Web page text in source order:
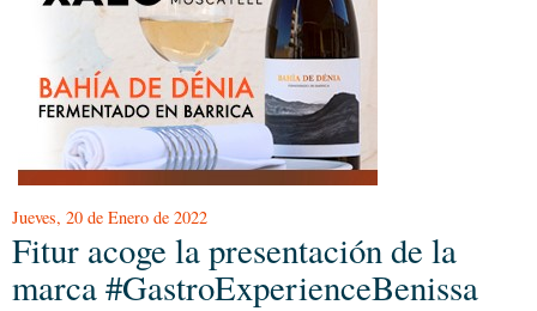
Jueves, 20 de Enero de 2022
Fitur acoge la presentación de la
marca #GastroExperienceBenissa